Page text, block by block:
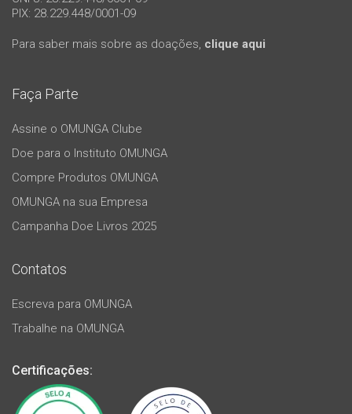
PIX: 28.229.448/0001-09
Para saber mais sobre as doações, clique aqui
Faça Parte
Assine o OMUNGA Clube
Doe para o Instituto OMUNGA
Compre Produtos OMUNGA
OMUNGA na sua Empresa
Campanha Doe Livros 2025
Contatos
Escreva para OMUNGA
Trabalhe na OMUNGA
Certificações: